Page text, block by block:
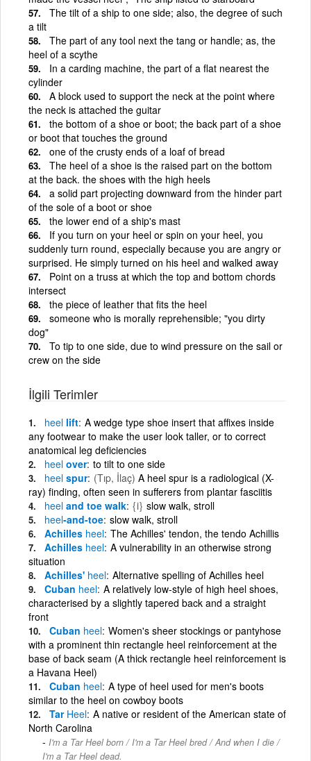
The tilt of a ship to one side; also, the degree of such
a tilt
The part of any tool next the tang or handle; as, the
heel of a scythe
In a carding machine, the part of a flat nearest the
cylinder
A block used to support the neck at the point where
the neck is attached the guitar
the bottom of a shoe or boot; the back part of a shoe
or boot that touches the ground
one of the crusty ends of a loaf of bread
The heel of a shoe is the raised part on the bottom
at the back. the shoes with the high heels
a solid part projecting downward from the hinder part
of the sole of a boot or shoe
the lower end of a ship's mast
If you turn on your heel or spin on your heel, you
suddenly turn round, especially because you are angry or
surprised. He simply turned on his heel and walked away
Point on a truss at which the top and bottom chords
intersect
the piece of leather that fits the heel
someone who is morally reprehensible; "you dirty
dog"
To tip to one side, due to wind pressure on the sail or
crew on the side
İlgili Terimler
heel lift A wedge type shoe insert that affixes inside
any footwear to make the user look taller, or to correct
anatomical leg deficiencies
heel over to tilt to one side
heel spur (Tıp, İlaç) A heel spur is a radiological (X-
ray) finding, often seen in sufferers from plantar fasciitis
heel and toe walk {i} slow walk, stroll
heel-and-toe slow walk, stroll
Achilles heel The Achilles' tendon, the tendo Achillis
Achilles heel A vulnerability in an otherwise strong
situation
Achilles' heel Alternative spelling of Achilles heel
Cuban heel A relatively low-style of high heel shoes,
characterised by a slightly tapered back and a straight
front
Cuban heel Women's sheer stockings or pantyhose
with a prominent thin rectangle heel reinforcement at the
base of back seam (A thick rectangle heel reinforcement is
a Havana Heel)
Cuban heel A type of heel used for men's boots
similar to the heel on cowboy boots
Tar Heel A native or resident of the American state of
North Carolina
I'm a Tar Heel born / I'm a Tar Heel bred / And when I die /
I'm a Tar Heel dead.